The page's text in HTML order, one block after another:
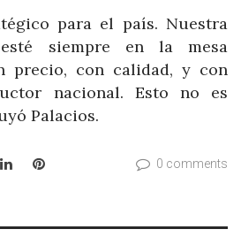
para el país. Nuestra
siempre en la mesa
precio, con calidad, y con
nacional. Esto no es
Palacios.
LinkedInPinterest 0 comments